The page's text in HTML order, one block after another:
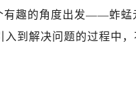
有趣的角度出发——蚱蜢
到解决问题的过程中